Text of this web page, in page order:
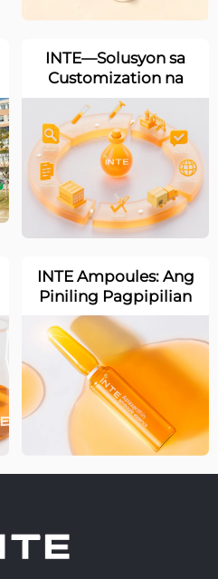
INTE—Solusyon sa
Customization na
OEM: Propesyonal na
Buong Proseso,
Pagpapalakas ng
mga Brand para sa
Epektibong
Paglulunsad
INTE Ampoules: Ang
Piniling Pagpipilian
para sa Skincare na
Sumusunod sa Mga
Pamantayan ng
Medikal na Kalidad